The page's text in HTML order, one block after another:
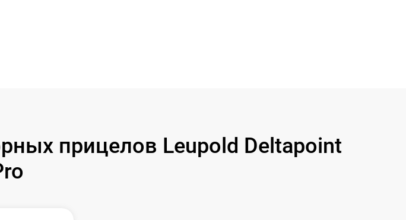
прицелов Leupold Deltapoint